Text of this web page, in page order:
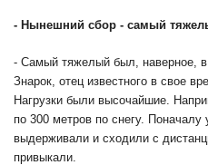
- Нынешний сбор - самый
- Самый тяжелый был, наверное, в
Знарок, отец известного в свое
Нагрузки были высочайшие.
по 300 метров по снегу.
выдерживали и сходили с
привыкали.